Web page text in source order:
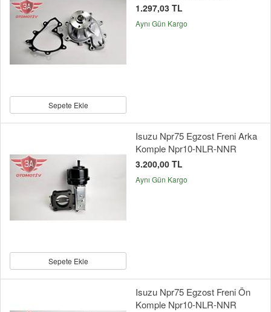
Sepete Ekle
1.297,03 TL
Aynı Gün Kargo
Sepete Ekle
Isuzu Npr75 Egzost Freni Arka
Komple Npr10-NLR-NNR
3.200,00 TL
Aynı Gün Kargo
Isuzu Npr75 Egzost Freni Ön
Komple Npr10-NLR-NNR